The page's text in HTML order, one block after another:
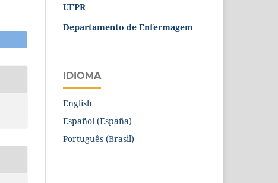
UFPR
Departamento de Enfermagem
IDIOMA
English
Español (España)
Português (Brasil)